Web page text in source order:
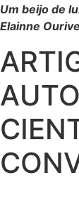
Um beijo de
Elainne